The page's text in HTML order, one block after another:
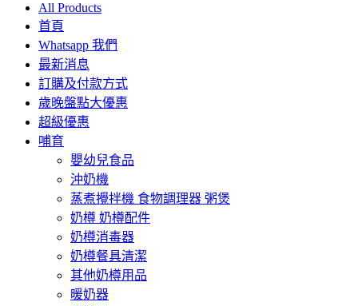
All Products
首頁
Whatsapp 我們
最新消息
訂購及付款方式
歲晚盤點大優惠
超級優惠
哺育
嬰幼兒食品
沖奶機
蒸煮攪拌機 食物調理器 粥煲
奶樽 奶樽配件
奶樽消毒器
奶樽餐具清潔
其他奶樽用品
暖奶器